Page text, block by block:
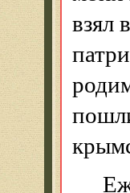
взял